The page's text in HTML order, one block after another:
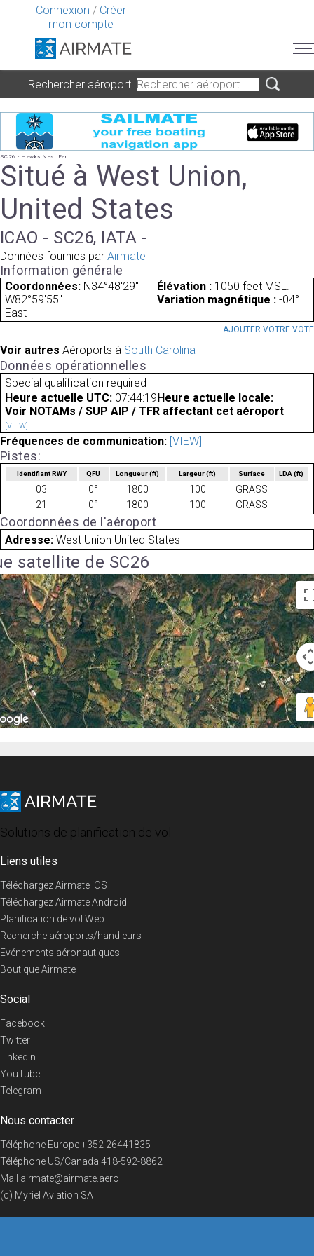
Connexion / Créer
mon compte
Rechercher aéroport
SC26 - Hawks Nest Farm
Situé à West Union,
United States
ICAO - SC26, IATA -
Données fournies par Airmate
Information générale
Coordonnées: N34°48'29"
W82°59'55"
Élévation : 1050 feet MSL.
Variation magnétique : -04°
East
AJOUTER VOTRE VOTE
Voir autres Aéroports à South Carolina
Données opérationnelles
Special qualification required
Heure actuelle UTC: 07:44:19 Heure actuelle locale:
Voir NOTAMs / SUP AIP / TFR affectant cet aéroport
[VIEW]
Fréquences de communication: [VIEW]
Pistes:
Identifiant RWY QFU Longueur(ft) Largeur(ft) Surface LDA(ft)
03 0° 1800 100
GRASS
21
0° 1800 100 GRASS
Coordonnées de l'aéroport
Adresse: West Union United States
satellite de SC26
Solutions de planification de vol
Liens utiles
Téléchargez Airmate iOS
Téléchargez Airmate Android
Planification de vol Web
Recherche aéroports/handleurs
Evénements aéronautiques
Boutique Airmate
Social
Facebook
Twitter
Linkedin
YouTube
Telegram
Nous contacter
Téléphone Europe+352 26441835
Téléphone US/Canada 418-592-8862
Mail airmate@airmate.aero
(c) Myriel Aviation SA